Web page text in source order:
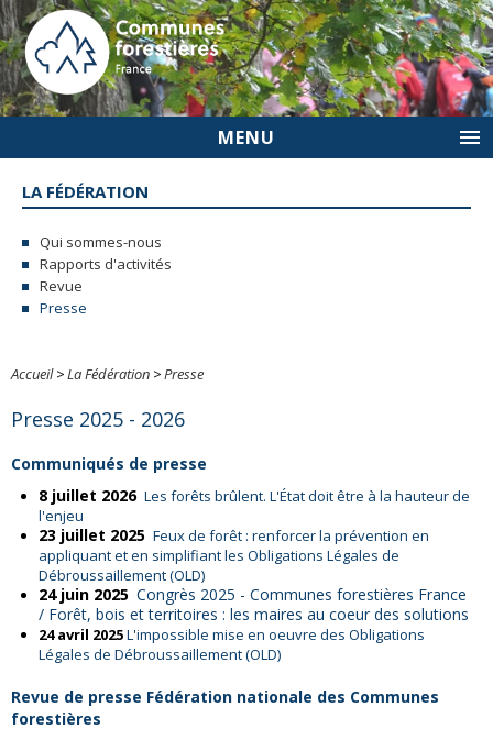
MENU
LA FÉDÉRATION
Qui sommes-nous
Rapports d'activités
Revue
Presse
Accueil>La Fédération >Presse
Presse 2025 - 2026
Communiqués de presse
8 juillet 2026 Les forêts brûlent. L'État doit être à la hauteur de
l'enjeu
23 juillet 2025 Feux de forêt : renforcer la prévention en
appliquant et en simplifiant les Obligations Légales de
Débroussaillement (OLD)
24 juin 2025 Congrès 2025 - Communes forestières France
/ Forêt, bois et territoires : les maires au coeur des solutions
24 avril 2025L'impossible mise en oeuvre des Obligations
Légales de Débroussaillement (OLD)
Revue de presse Fédération nationale des Communes
forestières